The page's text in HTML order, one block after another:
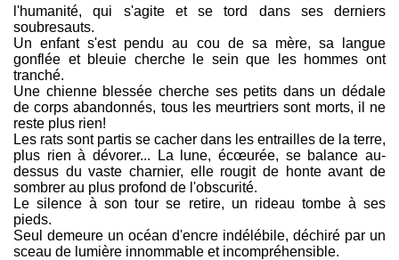
l'humanité, qui s'agite et se tord dans ses derniers
soubresauts.
Un enfant s'est pendu au cou de sa mère, sa langue
gonflée et bleuie cherche le sein que les hommes ont
tranché.
Une chienne blessée cherche ses petits dans un dédale
de corps abandonnés, tous les meurtriers sont morts, il ne
reste plus rien!
Les rats sont partis se cacher dans les entrailles de la terre,
plus rien à dévorer... La lune, écœurée, se balance au-
dessus du vaste charnier, elle rougit de honte avant de
sombrer au plus profond de l'obscurité.
Le silence à son tour se retire, un rideau tombe à ses
pieds.
Seul demeure un océan d'encre indélébile, déchiré par un
sceau de lumière innommable et incompréhensible.